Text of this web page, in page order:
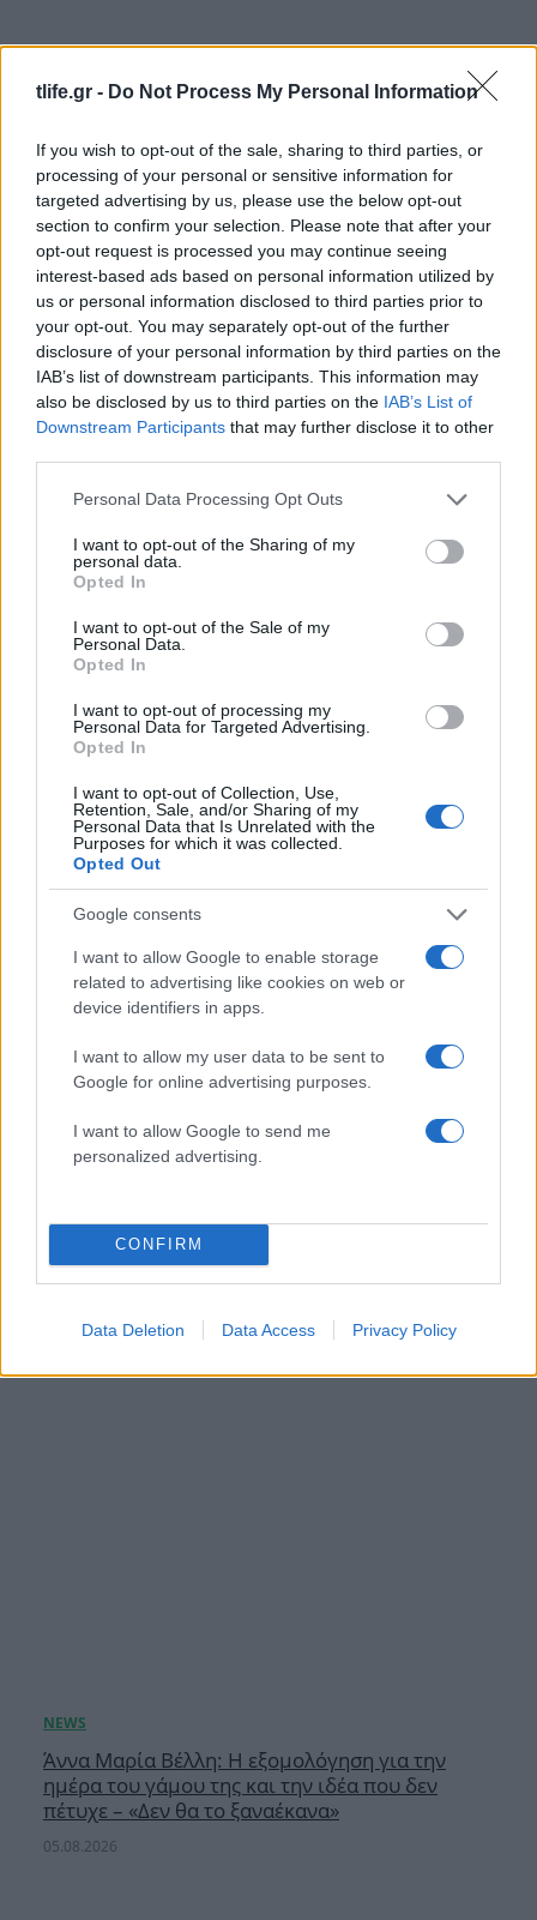
tlife.gr - Do Not Process My Personal Information
If you wish to opt-out of the sale, sharing to third parties, or
processing of your personal or sensitive information for
targeted advertising by us, please use the below opt-out
section to confirm your selection. Please note that after your
opt-out request is processed you may continue seeing
interest-based ads based on personal information utilized by
us or personal information disclosed to third parties prior to
your opt-out. You may separately opt-out of the further
disclosure of your personal information by third parties on the
IAB’s list of downstream participants. This information may
also be disclosed by us to third parties on the IAB’s List of
Downstream Participants that may further disclose it to other
Please note that this website/app uses one or more Google
not limited to your visit or usage behaviour. You may click to
grant or deny consent to Google and its third-party tags to
use your data for below specified purposes in below Google
consent section.
Personal Data Processing Opt Outs
I want to opt-out of the Sharing of my
personal data.
Opted In
I want to opt-out of the Sale of my
Personal Data.
Opted In
I want to opt-out of processing my
Personal Data for Targeted Advertising.
Opted In
I want to opt-out of Collection, Use,
Retention, Sale, and/or Sharing of my
Personal Data that Is Unrelated with the
Purposes for which it was collected.
Opted Out
Google consents
I want to allow Google to enable storage
related to advertising like cookies on web or
device identifiers in apps.
I want to allow my user data to be sent to
Google for online advertising purposes.
I want to allow Google to send me
personalized advertising.
CONFIRM
Data Deletion Data Access Privacy Policy
Γενέθλια για την Μέγκαν Μαρκλ: Οι τρυφερές
φωτογραφίες, το «ευχαριστώ» στους θαυμαστές
και η σιωπή από το Παλάτι
05.08.2026
Κατερίνα Καινούργιου – Παναγιώτης
Κουτσουμπής: Η κόρη τους Ξένια έγινε
τεσσάρων μηνών
05.08.2026
Ευρυδίκη Βαλαβάνη για Γρηγόρη Μόργκαν:
«Oνειρευόμουν μια αγάπη σαν κι αυτή, έναν
άντρα σαν εσένα»
Άννα Μαρία Βέλλη: Η εξομολόγηση για την
ημέρα του γάμου της και την ιδέα που δεν
πέτυχε – «Δεν θα το ξαναέκανα»
05.08.2026